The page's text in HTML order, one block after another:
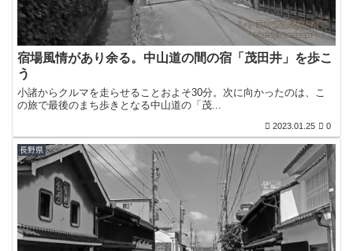
宿場風情があり余る。中山道の間の宿「茂田井」を歩こ
う
小諸からクルマを走らせることおよそ30分。次に向かったのは、こ
の旅で最後のまち歩きとなる中山道の「茂...
2023.01.25 0
長野県